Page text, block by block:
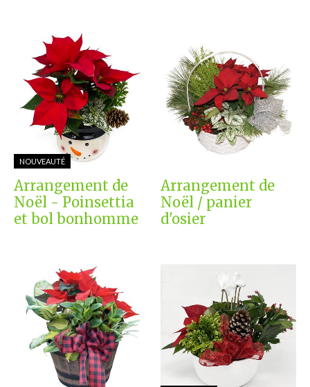
NOUVEAUTÉ
Arrangement de
Noël - Poinsettia
et bol bonhomme
Arrangement de
Noël / panier
d'osier